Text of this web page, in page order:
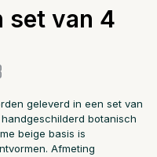
set van 4
geleverd in een set van
botanisch
beige basis is
Afmeting